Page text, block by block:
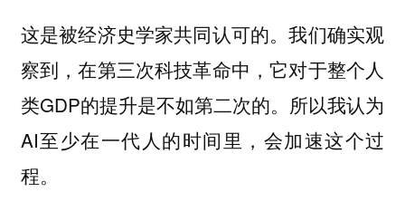
这是被经济史学家共同认可的。我们确实观
察到，在第三次科技革命中，它对于整个人
类GDP的提升是不如第二次的。所以我认为
AI至少在一代人的时间里，会加速这个过
程。